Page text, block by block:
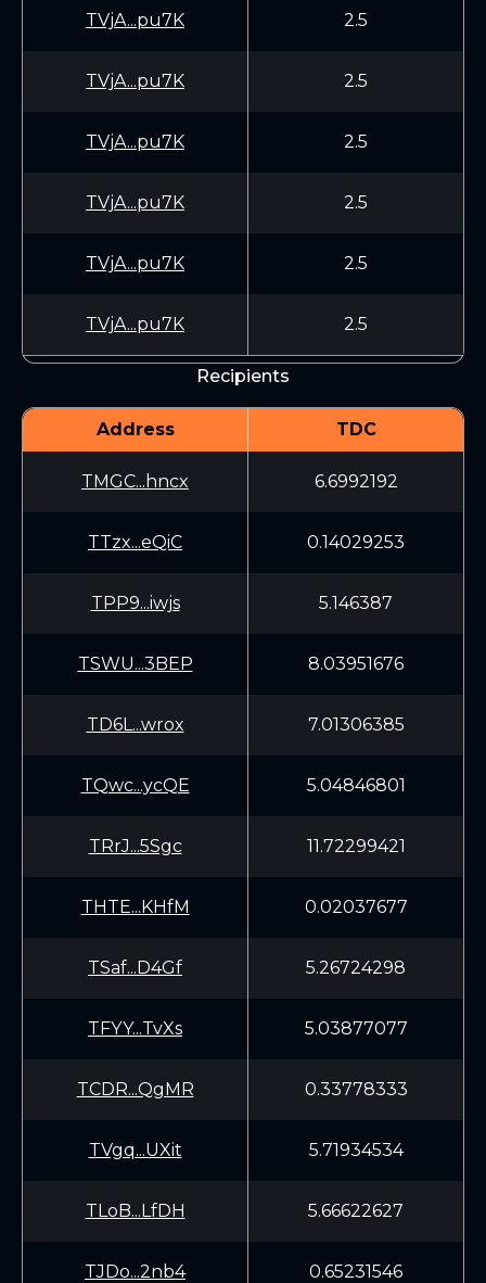
TVjA...pu7K 2.5
TVjA...pu7K 2.5
TVjA...pu7K 2.5
TVjA...pu7K 2.5
TVjA...pu7K 2.5
TVjA...pu7K 2.5
Recipients
Address TDC
TMGC...hncx 6.6992192
TTzx...eQiC 0.14029253
TPP9...iwjs 5.146387
TSWU...3BEP 8.03951676
TD6L...wrox 7.01306385
TQwc...ycQE 5.04846801
TRrJ...5Sgc 11.72299421
THTE...KHfM 0.02037677
TSaf...D4Gf 5.26724298
TFYY...TvXs 5.03877077
TCDR...QgMR 0.33778333
TVgq...UXit 5.71934534
TLoB...LfDH 5.66622627
TJDo...2nb4 0.65231546